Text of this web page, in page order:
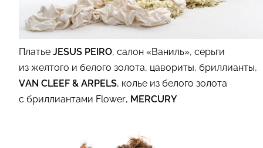
Платье JESUS PEIRO, салон «Ваниль», серьги
из желтого и белого золота, цавориты, бриллианты,
VAN CLEEF & ARPELS, колье из белого золота
с бриллиантами Flower, MERCURY